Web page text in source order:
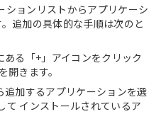
ションリストからアプリケーシ
追加の具体的な手順は次のと
る「+」アイコンをクリック
開きます。
加するアプリケーションを選
て インストールされているア